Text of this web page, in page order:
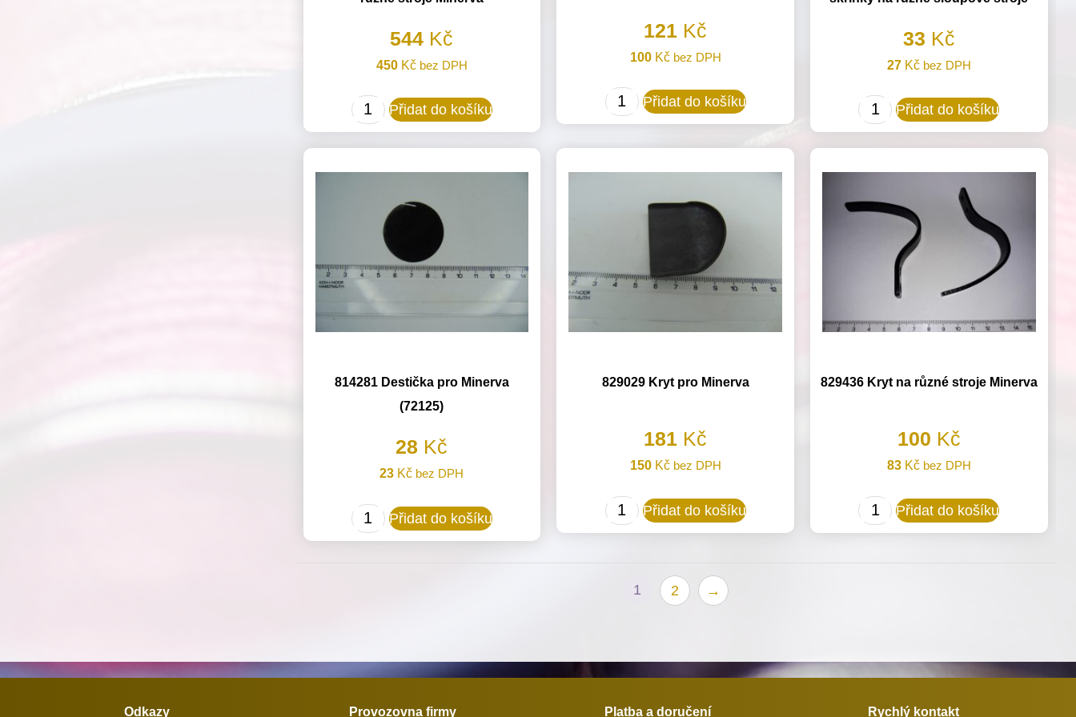
544 Kč
450 Kčbez DPH
814182
Kryt
různé
stroje
Minerva
Přidat do košíku
121 Kč
100 Kčbez DPH
814222
Kryt
pro
Minerva
množství
Přidat do košíku
33 Kč
27 Kčbez DPH
814253/827121
Kryt
na
sloupové
množství
Přidat do košíku
814281 Destička pro Minerva
(72125)
28 Kč
23 Kč bez DPH
814281
Destička
Přidat do košíku
829029 Kryt pro Minerva
181 Kč
150 Kčbez DPH
829029
Kryt
Minerva
množství
Přidat do košíku
829436 Kryt na různé stroje Minerva
100 Kč
83 Kčbez DPH
829436
Kryt
Přidat do košíku
1 2 →
Odkazy Provozovna firmy Platba a doručení Rychlý kontakt